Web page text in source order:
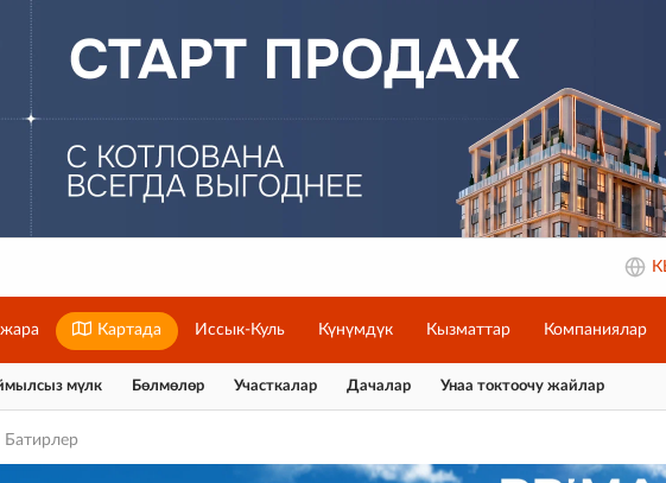
Картада Иссык-Куль Күнүмдүк Кызматтар Компаниялар
мүлк Бөлмөлөр Участкалар Дачалар Унаа токтоочу жайлар
Батирлер